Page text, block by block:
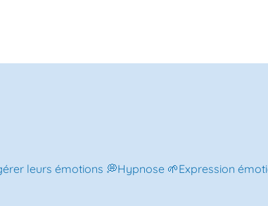
leurs émotions 💭Hypnose 🌱Expression